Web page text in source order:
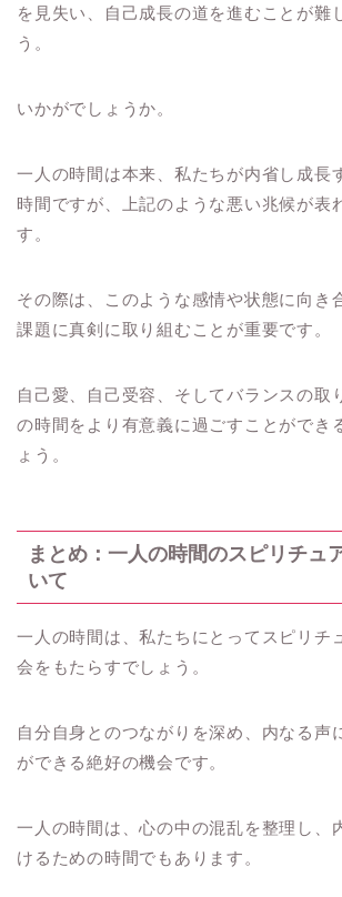
を見失い、自己成長の道を進むことが難
う。
いかがでしょうか。
一人の時間は本来、私たちが内省し成長
時間ですが、上記のような悪い兆候が表
す。
その際は、このような感情や状態に向き
課題に真剣に取り組むことが重要です。
自己愛、自己受容、そしてバランスの取
の時間をより有意義に過ごすことができ
ょう。
まとめ：一人の時間のスピリチュ
いて
一人の時間は、私たちにとってスピリチ
会をもたらすでしょう。
自分自身とのつながりを深め、内なる声
ができる絶好の機会です。
一人の時間は、心の中の混乱を整理し、
けるための時間でもあります。